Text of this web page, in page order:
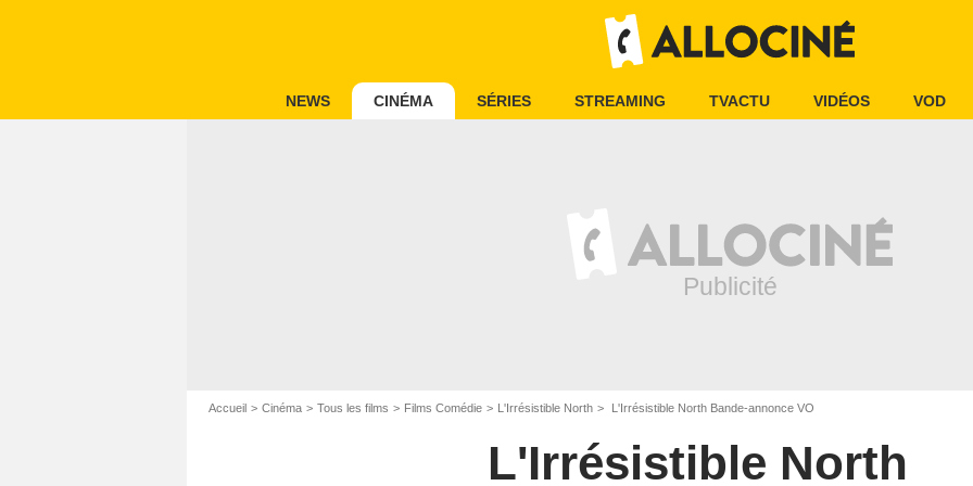
NEWS CINÉMA SÉRIES STREAMING TVACTU VIDÉOS VOD
Accueil Cinéma Tous les films Films Comédie L'Irrésistible North L'Irrésistible North Bande-annonce VO
L'Irrésistible North